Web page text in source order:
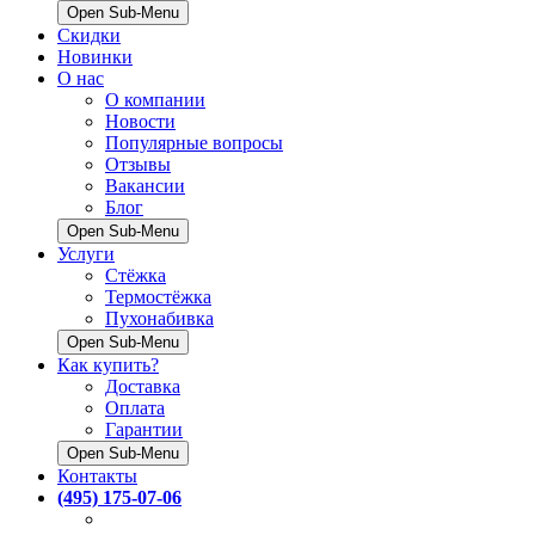
Open Sub-Menu
Скидки
Новинки
О нас
О компании
Новости
Популярные вопросы
Отзывы
Вакансии
Блог
Open Sub-Menu
Услуги
Стёжка
Термостёжка
Пухонабивка
Open Sub-Menu
Как купить?
Доставка
Оплата
Гарантии
Open Sub-Menu
Контакты
(495) 175-07-06